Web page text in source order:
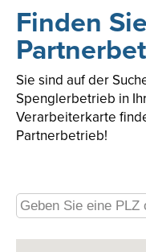
Finden
Sie sind auf der
Spenglerbetrieb in
Verarbeiterkarte
Partnerbetrieb!